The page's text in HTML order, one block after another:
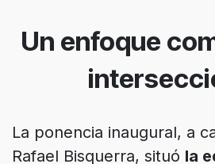
Un enfoque
La ponencia inaugural, a
Rafael Bisquerra, situó la